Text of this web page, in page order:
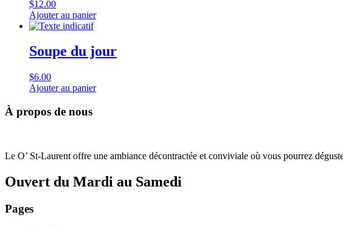
$12.00
Ajouter au panier
Soupe du jour
$6.00
Ajouter au panier
À propos de nous
Le O’ St-Laurent offre une ambiance décontractée et conviviale où vous pourrez
Ouvert du Mardi au Samedi
Pages